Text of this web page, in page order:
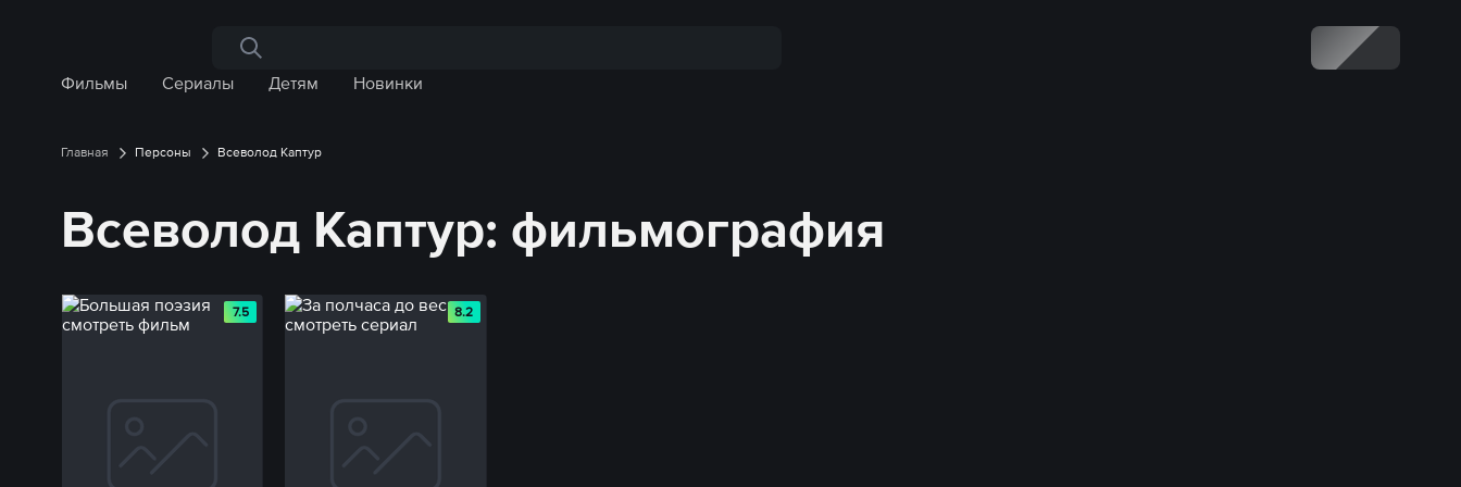
Поиск по сайту
Фильмы
Сериалы Детям Новинки
Главная Персоны Всеволод Каптур
Всеволод Каптур: фильмография
7.5 8.2